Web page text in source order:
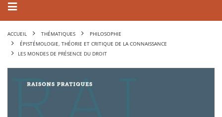
ACCUEIL THÉMATIQUES
PHILOSOPHIE
ÉPISTÉMOLOGIE, THÉORIE ET CRITIQUE DE LA CONNAISSANCE
LES MONDES DE PRÉSENCE DU DROIT